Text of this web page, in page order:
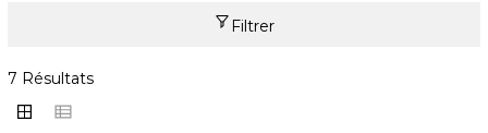
Filtrer
7 Résultats